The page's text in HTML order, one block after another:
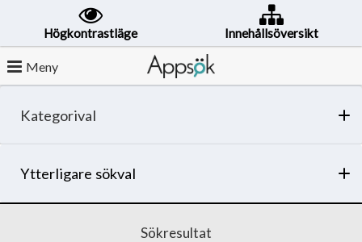
Högkontrastläge Innehållsöversikt
Meny
Kategorival
Ytterligare sökval
Sökresultat